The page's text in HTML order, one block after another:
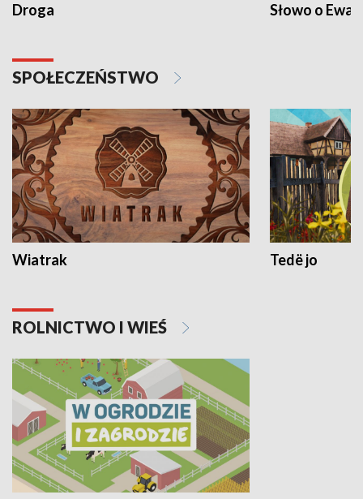
Droga Słowo o
SPOŁECZEŃSTWO
Wiatrak Tedë jo
ROLNICTWO I WIEŚ